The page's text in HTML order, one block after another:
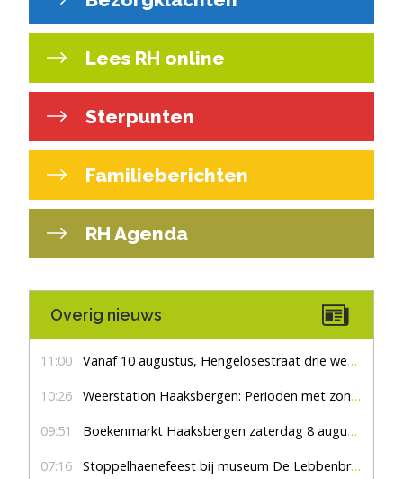
Lees RH online
Sterpunten
Familieberichten
RH Agenda
Overig nieuws
11:00 Vanaf 10 augustus, Hengelosestraat drie weken dicht voor doorgaand verkeer
10:26 Weerstation Haaksbergen: Perioden met zon en droog
09:51 Boekenmarkt Haaksbergen zaterdag 8 augustus, marktplein Haaksbergen
07:16 Stoppelhaenefeest bij museum De Lebbenbrugge